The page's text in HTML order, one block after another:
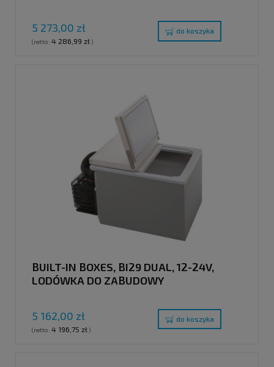
5 273,00 zł
(netto: 4 286,99 zł)
do koszyka
BUILT-IN BOXES, BI29 DUAL, 12-24V,
LODÓWKA DO ZABUDOWY
5 162,00 zł
(netto: 4 196,75 zł)
do koszyka